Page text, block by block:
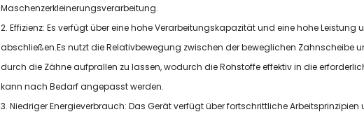
Maschenzerkleinerungsverarbeitung.
2. Effizienz: Es verfügt über eine hohe Verarbeitungskapazität und eine hohe
abschließen.Es nutzt die Relativbewegung zwischen der beweglichen Zahnscheibe
durch die Zähne aufprallen zu lassen, wodurch die Rohstoffe effektiv in die
kann nach Bedarf angepasst werden.
3. Niedriger Energieverbrauch: Das Gerät verfügt über fortschrittliche